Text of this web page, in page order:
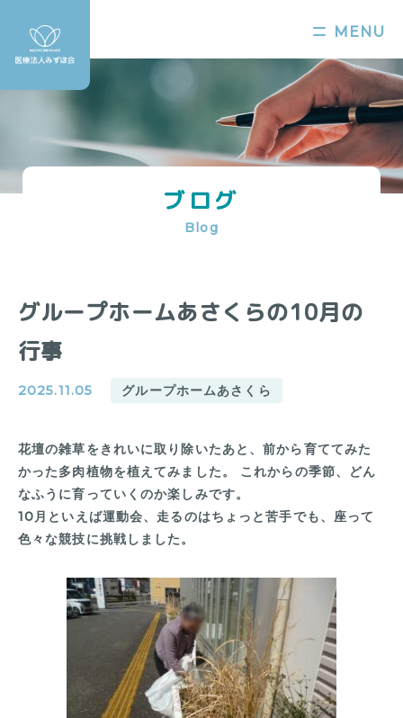
MENU
ブログ
Blog
グループホームあさくらの10月の
行事
2025.11.05 グループホームあさくら
花壇の雑草をきれいに取り除いたあと、前から育ててみた
かった多肉植物を植えてみました。 これからの季節、どん
なふうに育っていくのか楽しみです。
10月といえば運動会、走るのはちょっと苦手でも、座って
色々な競技に挑戦しました。